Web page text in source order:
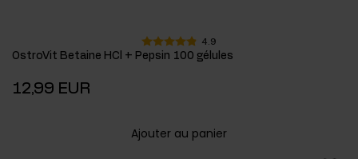
4.9
OstroVit Betaine HCl + Pepsin 100 gélules
12,99 EUR
Ajouter au panier